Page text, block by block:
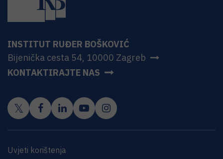
INSTITUT RUĐER BOŠKOVIĆ
Bijenička cesta 54, 10000 Zagreb
KONTAKTIRAJTE NAS
Uvjeti korištenja